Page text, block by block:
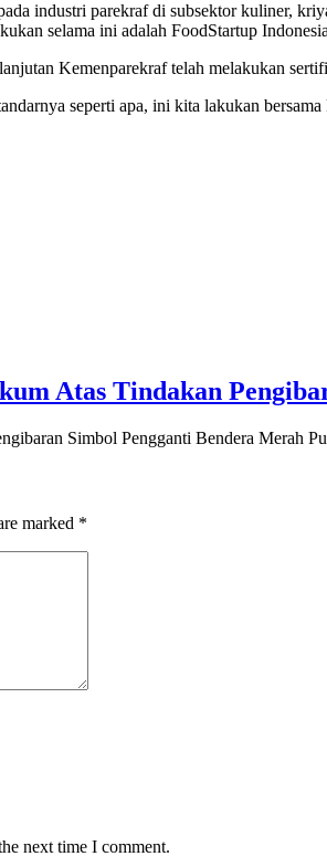
industri parekraf di subsektor kuliner,
selama ini adalah FoodStartup
Kemenparekraf telah melakukan
seperti apa, ini kita lakukan
Atas Tindakan
Simbol Pengganti Bendera Merah
marked *
next time I comment.